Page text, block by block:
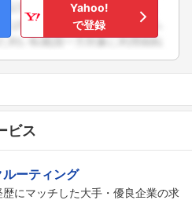
Yahoo!
で登録
ビス
ーティング
にマッチした大手・優良企業の求